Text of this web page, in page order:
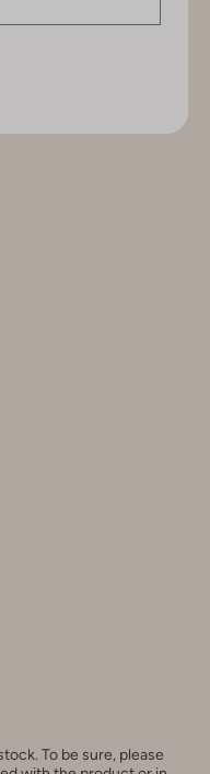
To be sure, please